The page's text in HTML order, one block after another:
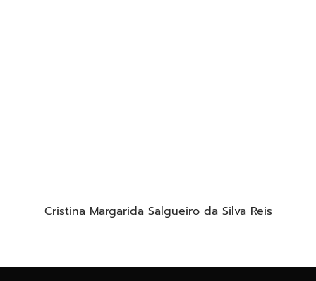
Cristina Margarida Salgueiro da Silva Reis